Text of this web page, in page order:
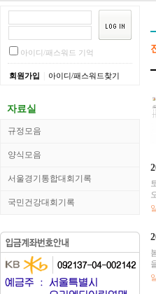
아이디/패스워드 기억
회원가입 아이디/패스워드찾기
자료실
규정모음
양식모음
서울경기통합대회기록
국민건강대회기록